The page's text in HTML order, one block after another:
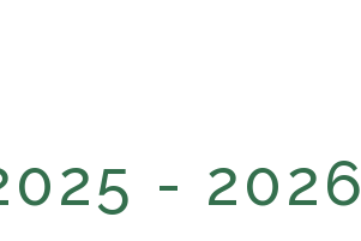
- 2026